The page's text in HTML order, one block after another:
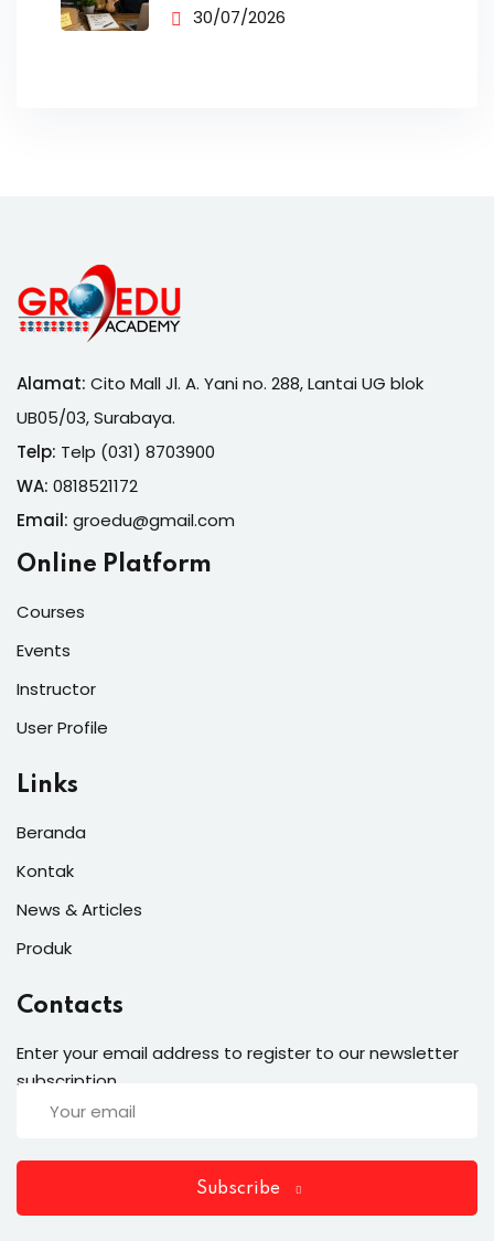
TANPA IKLAN
30/07/2026
Alamat: Cito Mall Jl. A. Yani no. 288, Lantai UG blok
UB05/03, Surabaya.
Telp: Telp (031) 8703900
WA: 0818521172
Email: groedu@gmail.com
Online Platform
Courses
Events
Instructor
User Profile
Links
Beranda
Kontak
News & Articles
Produk
Contacts
Enter your email address to register to our newsletter
subscription
Subscribe